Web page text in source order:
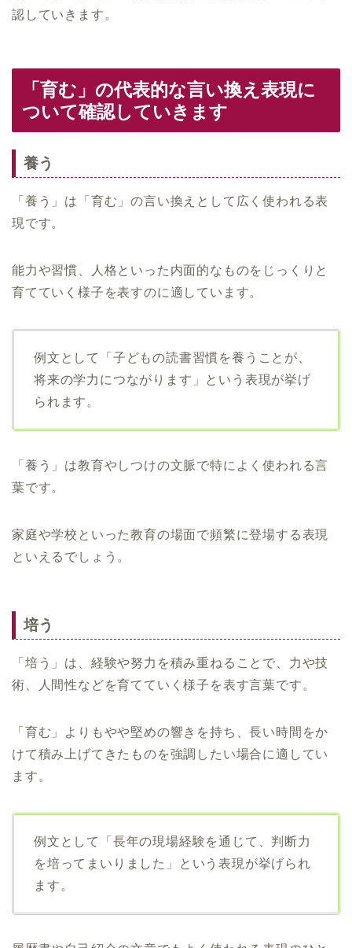
認していきます。
「育む」の代表的な言い換え表現に
ついて確認していきます
養う
「養う」は「育む」の言い換えとして広く使われる表
現です。
能力や習慣、人格といった内面的なものをじっくりと
育てていく様子を表すのに適しています。
例文として「子どもの読書習慣を養うことが、
将来の学力につながります」という表現が挙げ
られます。
「養う」は教育やしつけの文脈で特によく使われる言
葉です。
家庭や学校といった教育の場面で頻繁に登場する表現
といえるでしょう。
培う
「培う」は、経験や努力を積み重ねることで、力や技
術、人間性などを育てていく様子を表す言葉です。
「育む」よりもやや堅めの響きを持ち、長い時間をか
けて積み上げてきたものを強調したい場合に適してい
ます。
例文として「長年の現場経験を通じて、判断力
を培ってまいりました」という表現が挙げられ
ます。